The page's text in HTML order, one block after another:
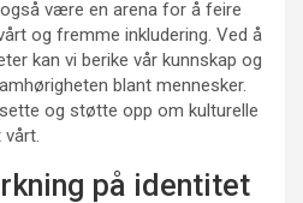
være en arena for å feire
og fremme inkludering. Ved å
kan vi berike vår kunnskap og
blant mennesker.
og støtte opp om kulturelle
vårt.
på identitet